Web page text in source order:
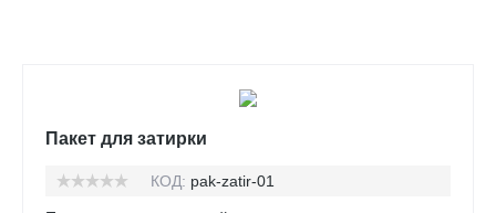
Пакет для затирки
КОД: pak-zatir-01